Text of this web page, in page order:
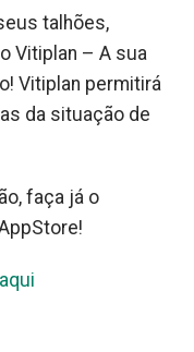
talhões,
Vitiplan – A sua
Vitiplan permitirá
da situação de
faça já o
aqui